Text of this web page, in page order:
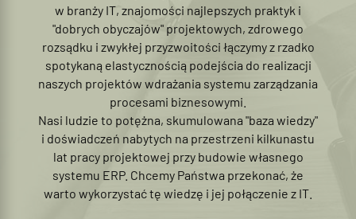
w branży IT, znajomości najlepszych praktyk i
"dobrych obyczajów" projektowych, zdrowego
rozsądku i zwykłej przyzwoitości łączymy z rzadko
spotykaną elastycznością podejścia do realizacji
naszych projektów wdrażania systemu zarządzania
procesami biznesowymi.
Nasi ludzie to potężna, skumulowana "baza wiedzy"
i doświadczeń nabytych na przestrzeni kilkunastu
lat pracy projektowej przy budowie własnego
systemu ERP. Chcemy Państwa przekonać, że
warto wykorzystać tę wiedzę i jej połączenie z IT.